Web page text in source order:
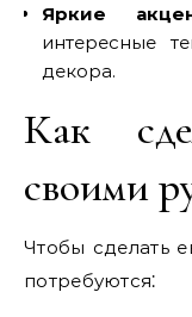
Яркие
интересные
декора.
Как
своими
Чтобы сделать
потребуются⁚